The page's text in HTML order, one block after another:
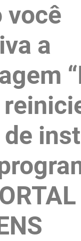
você
a